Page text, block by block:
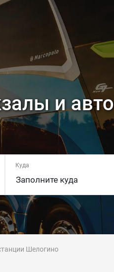
и
Куда
Шелогино